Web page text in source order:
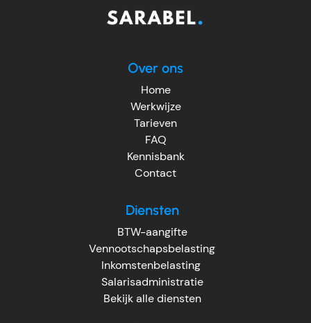
Over ons
Home
Werkwijze
Tarieven
FAQ
Kennisbank
Contact
Diensten
BTW-aangifte
Vennootschapsbelasting
Inkomstenbelasting
Salarisadministratie
Bekijk alle diensten